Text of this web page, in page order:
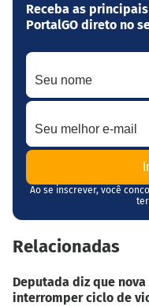
Receba as
PortalGO direto no
Seu nome
Seu melhor e-mail
Ao se inscrever, você
Relacionadas
Deputada diz que
interromper ciclo de